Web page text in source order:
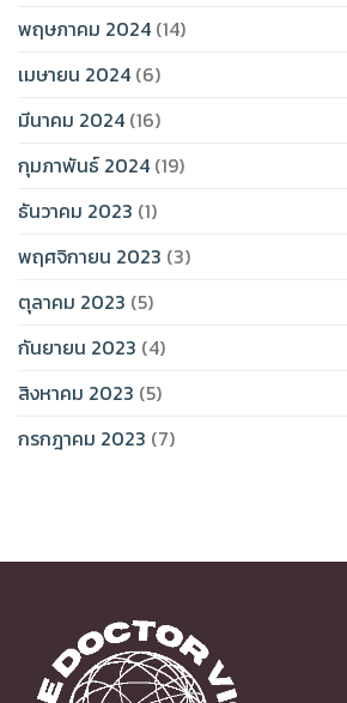
พฤษภาคม 2024 (14)
เมษายน 2024 (6)
มีนาคม 2024 (16)
กุมภาพันธ์ 2024 (19)
ธันวาคม 2023 (1)
พฤศจิกายน 2023 (3)
ตุลาคม 2023 (5)
กันยายน 2023 (4)
สิงหาคม 2023 (5)
กรกฎาคม 2023 (7)